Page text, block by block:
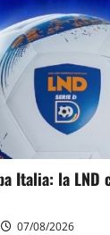
Italia: la LND
07/08/2026